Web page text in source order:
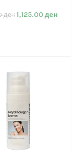
ден 1,125.00ден